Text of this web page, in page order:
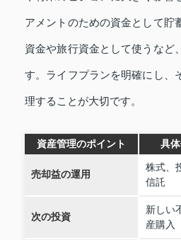
アメントのための資金として貯
資金や旅行資金として使うなど
す。ライフプランを明確にし、
理することが大切です。
資産管理のポイント 具
売却益の運用
株式、
信託
次の投資
新しい
産購入